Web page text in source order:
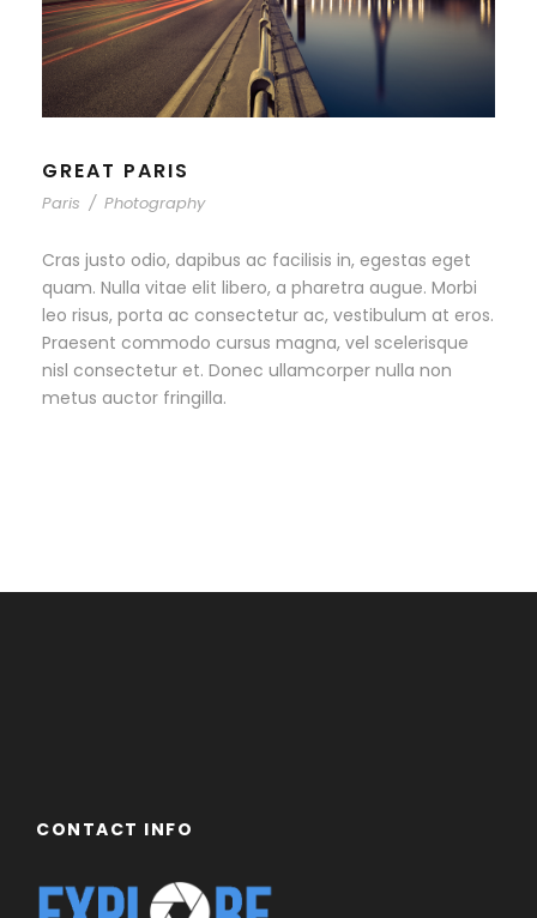
GREAT PARIS
Paris / Photography
Cras justo odio, dapibus ac facilisis in, egestas eget
quam. Nulla vitae elit libero, a pharetra augue. Morbi
leo risus, porta ac consectetur ac, vestibulum at eros.
Praesent commodo cursus magna, vel scelerisque
nisl consectetur et. Donec ullamcorper nulla non
metus auctor fringilla.
CONTACT INFO